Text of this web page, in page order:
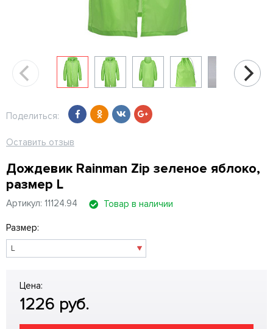
Поделиться:
Оставить отзыв
Дождевик Rainman Zip зеленое яблоко,
размер L
Артикул: 11124.94 Товар в наличии
Размер:
Цена:
1226 руб.